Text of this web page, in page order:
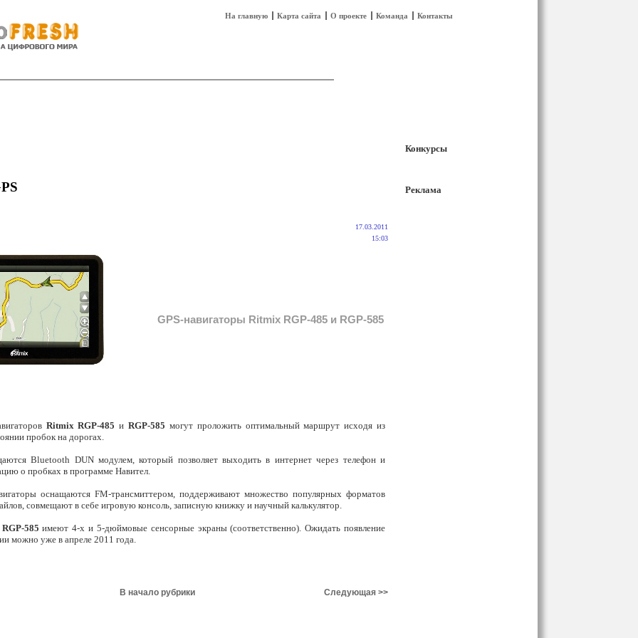
На главную Карта сайта О проекте Команда Контакты
GPS-навигаторы Ritmix RGP-485 и RGP-585
17.03.2011
15:03
Ritmix RGP-485 иRGP-585 могут проложить оптимальный маршрут исходя из
пробок на дорогах.
Bluetooth DUN модулем, который позволяет выходить в интернет через телефон и
о пробках в программе Навител.
оснащаются FM-трансмиттером, поддерживают множество популярных форматов
совмещают в себе игровую консоль, записную книжку и научный калькулятор.
RGP-585имеют 4-х и 5-дюймовые сенсорные экраны (соответственно). Ожидать появление
можно уже в апреле 2011 года.
В начало рубрики Следующая >>
Конкурсы
Реклама